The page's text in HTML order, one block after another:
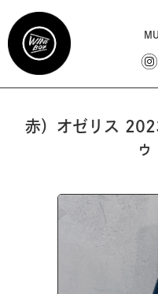
赤）オゼリス
ゥ